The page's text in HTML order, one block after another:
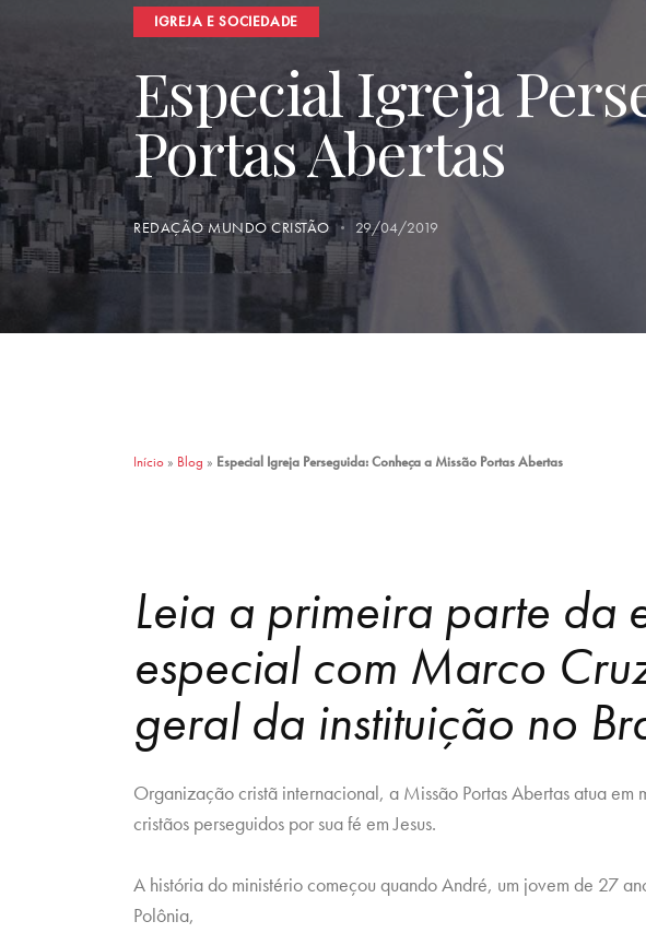
IGREJA E SOCIEDADE
Especial Igreja
Portas Abertas
REDAÇÃO MUNDO CRISTÃO 29/04/2019
Início » Blog » Especial Igreja Perseguida: Conheça a Missão Portas Abertas
Leia a primeira parte da
especial com Marco
geral da instituição no
Organização cristã internacional, a Missão Portas Abertas atua em
cristãos perseguidos por sua fé em Jesus.
A história do ministério começou quando André, um jovem de 27
Polônia,